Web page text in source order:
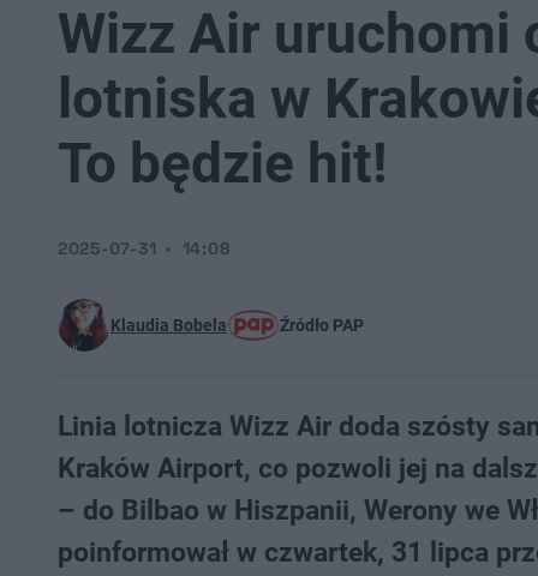
Wizz Air uruchomi
lotniska w
To będzie hit!
Klaudia Bobela Źródło PAP
2025-07-31 14:08
Linia lotnicza Wizz Air doda szósty
Kraków Airport, co pozwoli jej na
– do Bilbao w Hiszpanii, Werony we
poinformował w czwartek, 31 lipca